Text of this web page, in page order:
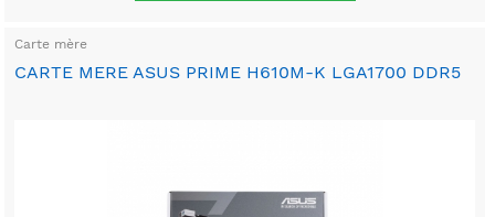
Carte mère
CARTE MERE ASUS PRIME H610M-K LGA1700 DDR5